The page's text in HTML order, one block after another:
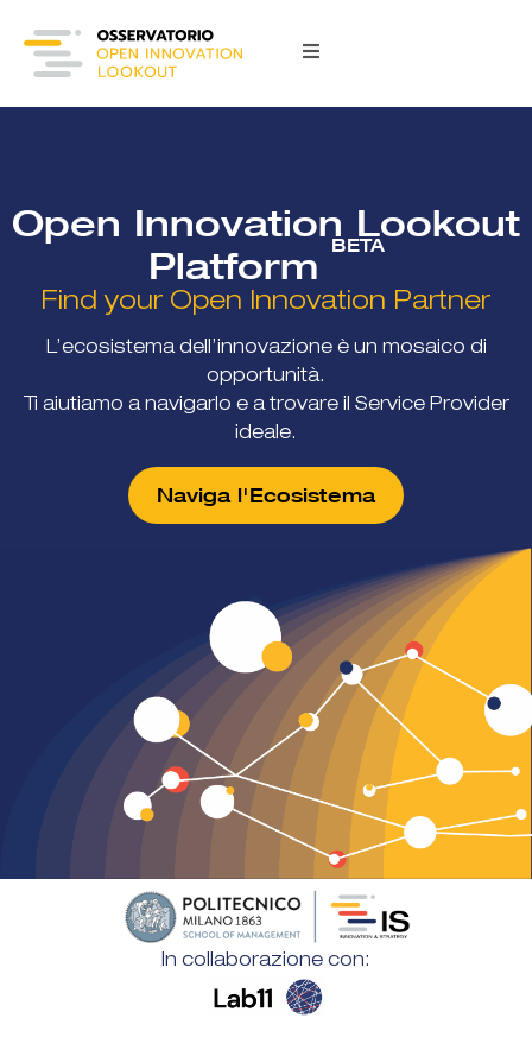
Open Innovation Lookout
Platform
BETA
Find your Open Innovation Partner
L’ecosistema dell’innovazione è un mosaico di
opportunità.
Ti aiutiamo a navigarlo e a trovare il Service Provider
ideale.
Naviga l'Ecosistema
In collaborazione con: